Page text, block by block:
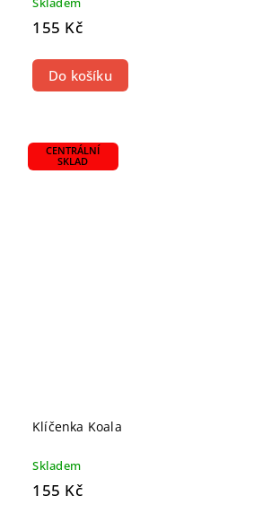
155 Kč
Do košíku
CENTRÁLNÍ
SKLAD
Klíčenka Koala
Skladem
155 Kč